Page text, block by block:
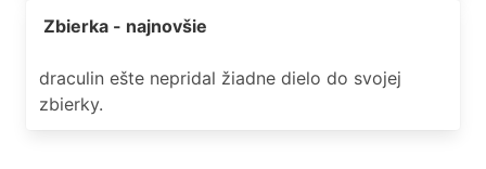
Zbierka - najnovšie
draculin ešte nepridal žiadne dielo do svojej
zbierky.